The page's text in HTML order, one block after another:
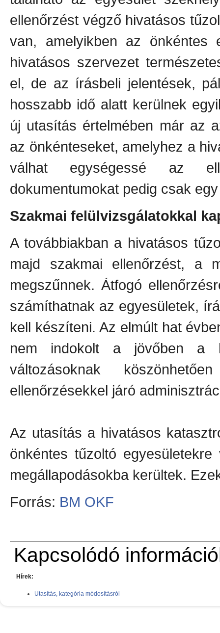
ellenőrzést végző hivatásos
van, amelyikben az önkéntes
hivatásos szervezet
el, de az írásbeli jelentések,
hosszabb idő alatt kerülnek
új utasítás értelmében már az
az önkénteseket, amelyhez a
válhat egységessé az
dokumentumokat pedig csak
Szakmai felülvizsgálatokkal
A továbbiakban a hivatásos
majd szakmai ellenőrzést, a
megszűnnek. Átfogó
számíthatnak az egyesületek,
kell készíteni. Az elmúlt hat
nem indokolt a jövőben a
változásoknak
ellenőrzésekkel járó
Az utasítás a hivatásos
önkéntes tűzoltó
megállapodásokba kerültek.
Forrás: BM OKF
Kapcsolódó
Hírek:
Utasítás, kategória módosításról